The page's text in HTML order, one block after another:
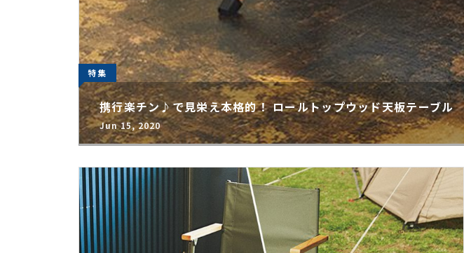
特集
携行楽チン♪で見栄え本格的！ ロールトップウッド天板テーブル
Jun 15, 2020